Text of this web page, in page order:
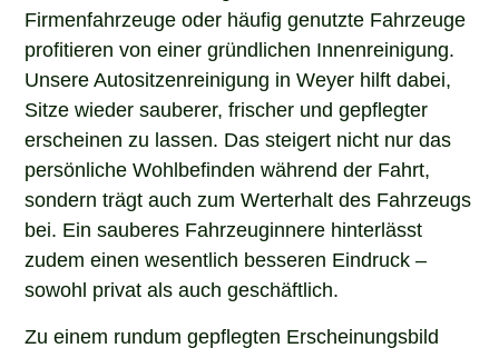
Firmenfahrzeuge oder häufig genutzte Fahrzeuge
profitieren von einer gründlichen Innenreinigung.
Unsere Autositzenreinigung in Weyer hilft dabei,
Sitze wieder sauberer, frischer und gepflegter
erscheinen zu lassen. Das steigert nicht nur das
persönliche Wohlbefinden während der Fahrt,
sondern trägt auch zum Werterhalt des Fahrzeugs
bei. Ein sauberes Fahrzeuginnere hinterlässt
zudem einen wesentlich besseren Eindruck –
sowohl privat als auch geschäftlich.
Zu einem rundum gepflegten Erscheinungsbild